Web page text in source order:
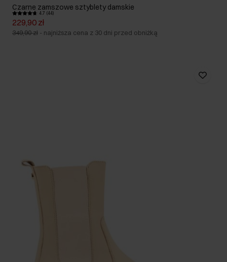
Czarne zamszowe sztyblety damskie
4.7 (44)
229,90 zł
349,90 zł - najniższa cena z 30 dni przed obniżką